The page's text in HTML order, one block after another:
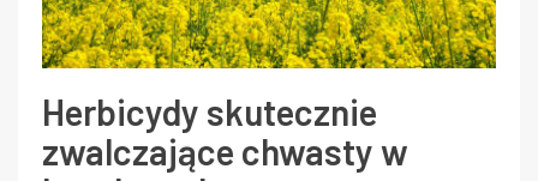
Herbicydy skutecznie
zwalczające chwasty w